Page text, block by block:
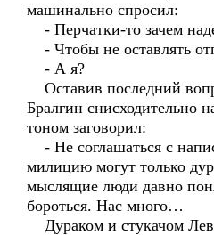
машинально спросил:
- Перчатки-то зачем
- Чтобы не оставлять
- А я?
Оставив последний
Бралгин снисходительно
тоном заговорил:
- Не соглашаться с
милицию могут только
мыслящие люди давно
бороться. Нас много…
Дураком и стукачом